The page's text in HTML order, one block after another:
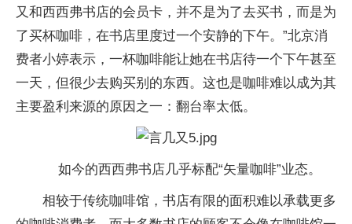
又和西西弗书店的会员卡，并不是为了去买书，而是为
了买杯咖啡，在书店里度过一个安静的下午。”北京消
费者小婷表示，一杯咖啡能让她在书店待一个下午甚至
一天，但很少去购买别的东西。这也是咖啡难以成为其
主要盈利来源的原因之一：翻台率太低。
如今的西西弗书店几乎标配“矢量咖啡”业态。
相较于传统咖啡馆，书店有限的面积难以承载更多